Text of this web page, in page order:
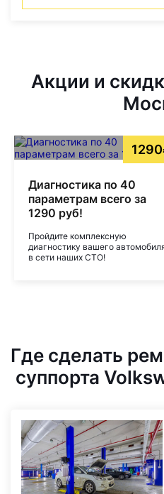
Акции и
Диагностика по 40
параметрам всего за
1290 руб!
Пройдите комплексную
диагностику вашего
в сети наших СТО!
Где сделать
суппорта